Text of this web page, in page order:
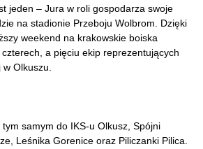
jeden – Jura w roli gospodarza swoje
na stadionie Przeboju Wolbrom. Dzięki
weekend na krakowskie boiska
czterech, a pięciu ekip reprezentujących
Olkuszu.
tym samym do IKS-u Olkusz, Spójni
Leśnika Gorenice oraz Piliczanki Pilica.